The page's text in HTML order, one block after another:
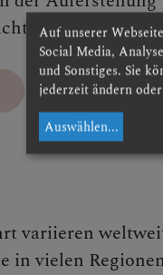
kommen.
variieren
in vielen
Auf unserer
Social Media,
und Sonstiges. Sie
jederzeit ändern
Auswählen...